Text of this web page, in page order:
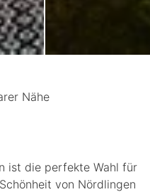
Nähe
ist die perfekte Wahl für
von Nördlingen